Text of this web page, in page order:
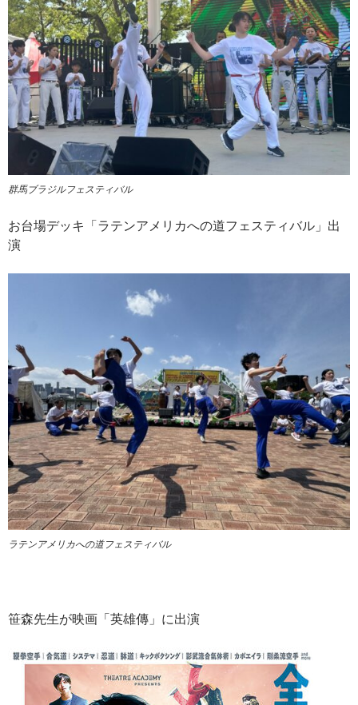
群馬ブラジルフェスティバル
お台場デッキ「ラテンアメリカへの道フェスティバル」出
演
ラテンアメリカへの道フェスティバル
笹森先生が映画「英雄傳」に出演